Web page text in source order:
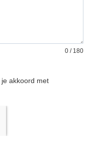
0 / 180
akkoord met